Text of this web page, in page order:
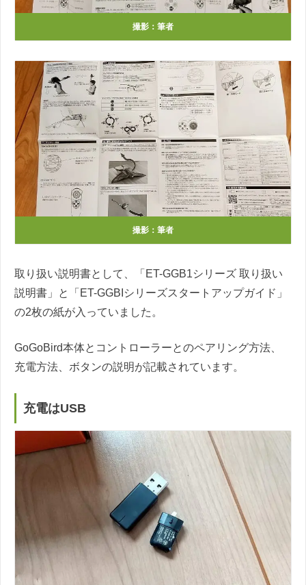
撮影：筆者
撮影：筆者
取り扱い説明書として、「ET-GGB1シリーズ 取り扱い
説明書」と「ET-GGBIシリーズスタートアップガイド」
の2枚の紙が入っていました。
GoGoBird本体とコントローラーとのペアリング方法、
充電方法、ボタンの説明が記載されています。
充電はUSB